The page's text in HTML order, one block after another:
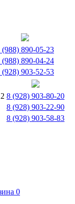
(988) 890-05-23
(988) 890-04-24
(928) 903-52-53
8 (928) 903-80-20
8 (928) 903-22-90
8 (928) 903-58-83
0